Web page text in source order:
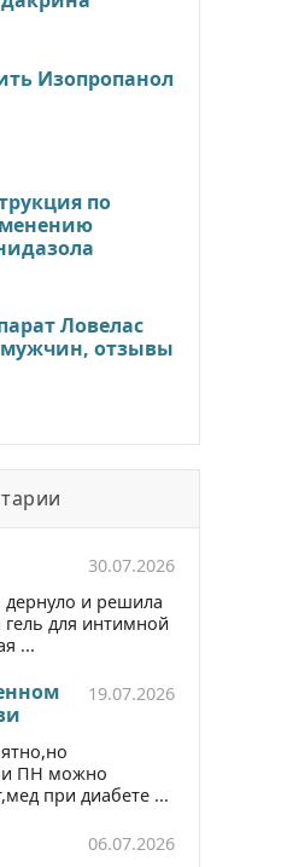
Изопропанол
по
Ловелас
отзывы
30.07.2026
дернуло и решила
для интимной
...
19.07.2026
ПН можно
при диабете ...
06.07.2026